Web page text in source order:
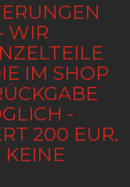
WIR
IM SHOP
-
200 EUR.